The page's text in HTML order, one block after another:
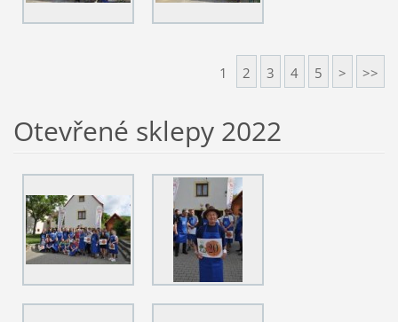
1 2 3 4 5 > >>
Otevřené sklepy 2022